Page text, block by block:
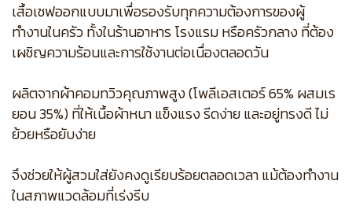
เสื้อเชฟออกแบบมาเพื่อรองรับทุกความต้องการของผู้
ทำงานในครัว ทั้งในร้านอาหาร โรงแรม หรือครัวกลาง ที่ต้อง
เผชิญความร้อนและการใช้งานต่อเนื่องตลอดวัน
ผลิตจากผ้าคอมทวิวคุณภาพสูง (โพลีเอสเตอร์ 65% ผสมเร
ยอน 35%) ที่ให้เนื้อผ้าหนา แข็งแรง รีดง่าย และอยู่ทรงดี ไม่
ย้วยหรือยับง่าย
จึงช่วยให้ผู้สวมใส่ยังคงดูเรียบร้อยตลอดเวลา แม้ต้องทำงาน
ในสภาพแวดล้อมที่เร่งรีบ